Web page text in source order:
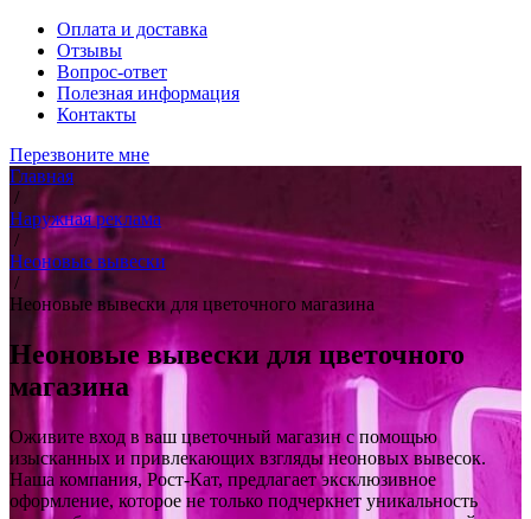
Оплата и доставка
Отзывы
Вопрос-ответ
Полезная информация
Контакты
Перезвоните мне
Главная
/
Наружная реклама
/
Неоновые вывески
/
Неоновые вывески для цветочного магазина
Неоновые вывески для цветочного
магазина
Оживите вход в ваш цветочный магазин с помощью
изысканных и привлекающих взгляды неоновых вывесок.
Наша компания, Рост-Кат, предлагает эксклюзивное
оформление, которое не только подчеркнет уникальность